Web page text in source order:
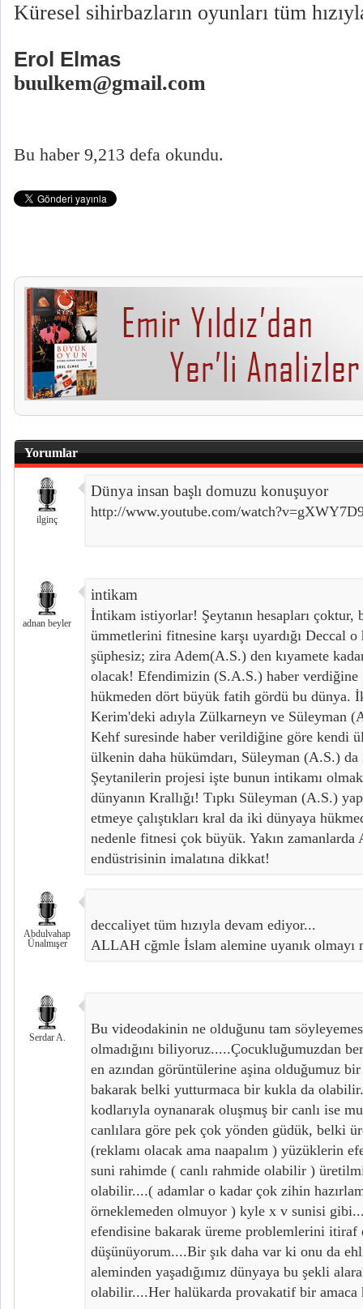
Küresel sihirbazların oyunları tüm
Erol Elmas
buulkem@gmail.com
Bu haber 9,213 defa okundu.
Yorumlar
ilginç
Dünya insan başlı domuzu konuşuyor
http://www.youtube.com/
adnan beyler
intikam
İntikam istiyorlar! Şeytanın hesapları
ümmetlerini fitnesine karşı uyardığı Deccal
şüphesiz; zira Adem(A.S.) den kıyamete
olacak! Efendimizin (S.A.S.) haber verdiğine
hükmeden dört büyük fatih gördü bu dünya.
Kerim'deki adıyla Zülkarneyn ve Süleyman
Kehf suresinde haber verildiğine göre kendi
ülkenin daha hükümdarı, Süleyman (A.S.)
Şeytanilerin projesi işte bunun intikamı
dünyanın Krallığı! Tıpkı Süleyman (A.S.)
etmeye çalıştıkları kral da iki dünyaya
nedenle fitnesi çok büyük. Yakın zamanlarda
endüstrisinin imalatına dikkat!
Abdulvahap
Ünalmışer
deccaliyet tüm hızıyla devam ediyor...
ALLAH cğmle İslam alemine uyanık olmayı
Serdar A.
Bu videodakinin ne olduğunu tam
olmadığını biliyoruz.....Çocukluğumuzdan
en azından görüntülerine aşina olduğumuz bir
bakarak belki yutturmaca bir kukla da
kodlarıyla oynanarak oluşmuş bir canlı ise
canlılara göre pek çok yönden güdük, belki
(reklamı olacak ama naapalım ) yüzüklerin
suni rahimde ( canlı rahmide olabilir )
olabilir....( adamlar o kadar çok zihin
örneklemeden olmuyor ) kyle x v sunisi
efendisine bakarak üreme problemlerini
düşünüyorum....Bir şık daha var ki onu da
aleminden yaşadığımız dünyaya bu şekli
olabilir....Her halükarda provakatif bir